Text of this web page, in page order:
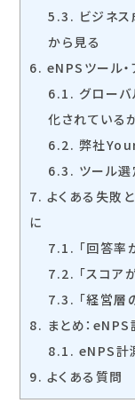
5.3. ビジネ
から見る
6. eNPSツール
6.1. グロー
化されている
6.2. 弊社
6.3. ツール選
7. よくある失敗
に
7.1. 「回答
7.2. 「スコア
7.3. 「経営
8. まとめ：
8.1. eNPS計
9. よくある質問